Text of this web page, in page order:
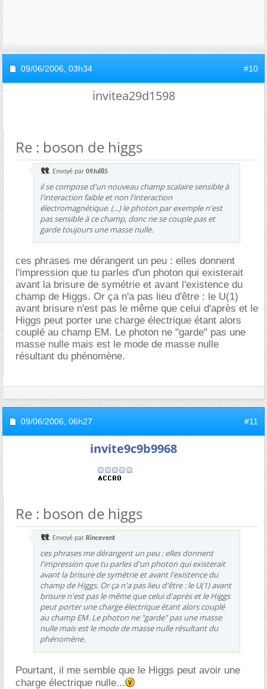
09/06/2006, 03h34 #10
invitea29d1598
Re : boson de higgs
Envoyé par 09Jul85
il se compose d'un nouveau champ scalaire sensible à
l'interaction faible et non l'interaction
électromagnétique. (...) le photon par exemple n'est
pas sensible à ce champ, donc ne se couple pas et
garde toujours une masse nulle.
ces phrases me dérangent un peu : elles donnent
l'impression que tu parles d'un photon qui existerait
avant la brisure de symétrie et avant l'existence du
champ de Higgs. Or ça n'a pas lieu d'être : le U(1)
avant brisure n'est pas le même que celui d'après et le
Higgs peut porter une charge électrique étant alors
couplé au champ EM. Le photon ne "garde" pas une
masse nulle mais est le mode de masse nulle
résultant du phénomène.
09/06/2006, 06h27 #11
invite9c9b9968
Re : boson de higgs
Envoyé par Rincevent
ces phrases me dérangent un peu : elles donnent
l'impression que tu parles d'un photon qui existerait
avant la brisure de symétrie et avant l'existence du
champ de Higgs. Or ça n'a pas lieu d'être : le U(1) avant
brisure n'est pas le même que celui d'après et le Higgs
peut porter une charge électrique étant alors couplé
au champ EM. Le photon ne "garde" pas une masse
nulle mais est le mode de masse nulle résultant du
phénomène.
Pourtant, il me semble que le Higgs peut avoir une
charge électrique nulle...